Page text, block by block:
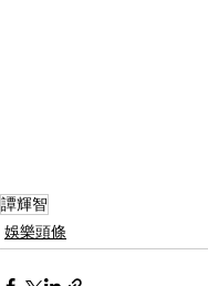
譚輝智
娛樂頭條